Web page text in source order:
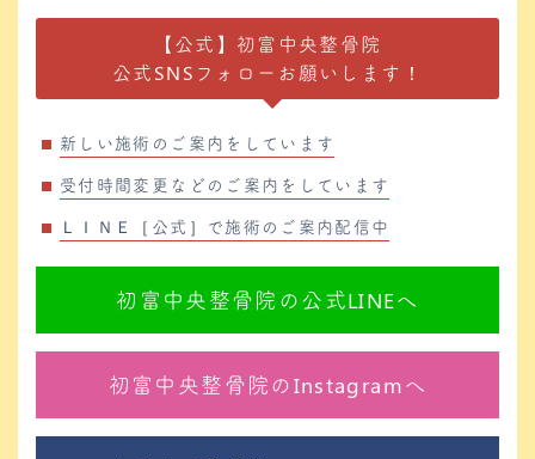
【公式】初富中央整骨院
公式SNSフォローお願いします！
新しい施術のご案内をしています
受付時間変更などのご案内をしています
ＬＩＮＥ［公式］で施術のご案内配信中
初富中央整骨院の公式LINEへ
初富中央整骨院のInstagramへ